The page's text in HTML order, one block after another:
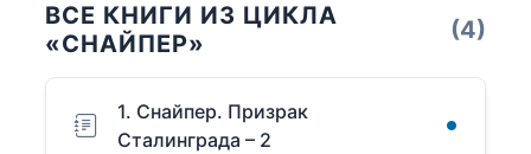
ВСЕ КНИГИ ИЗ ЦИКЛА
«СНАЙПЕР»
(4)
1. Снайпер. Призрак
Сталинграда – 2